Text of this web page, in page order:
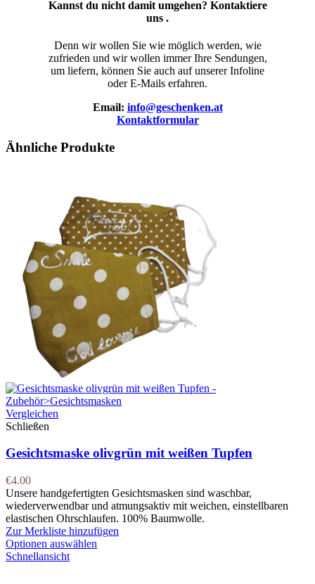
Kannst du nicht damit umgehen? Kontaktiere
uns .
Denn wir wollen Sie wie möglich werden, wie
zufrieden und wir wollen immer Ihre Sendungen,
um liefern, können Sie auch auf unserer Infoline
oder E-Mails erfahren.
Email: info@geschenken.at
Kontaktformular
Ähnliche Produkte
Vergleichen
Schließen
Gesichtsmaske olivgrün mit weißen Tupfen
€4.00
Unsere handgefertigten Gesichtsmasken sind waschbar,
wiederverwendbar und atmungsaktiv mit weichen, einstellbaren
elastischen Ohrschlaufen. 100% Baumwolle.
Zur Merkliste hinzufügen
Optionen auswählen
Schnellansicht